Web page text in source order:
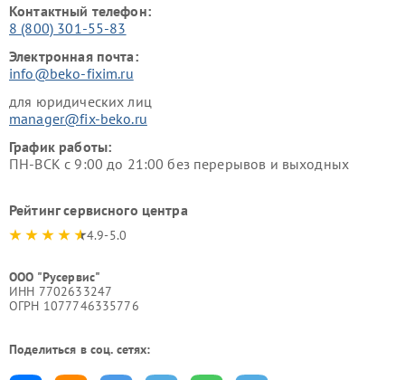
Контактный телефон:
8 (800) 301-55-83
Электронная почта:
info@beko-fixim.ru
для юридических лиц
manager@fix-beko.ru
График работы:
ПН-ВСК с 9:00 до 21:00 без перерывов и выходных
Рейтинг сервисного центра
4.9-5.0
ООО "Русервис"
ИНН 7702633247
ОГРН 1077746335776
Поделиться в соц. сетях: